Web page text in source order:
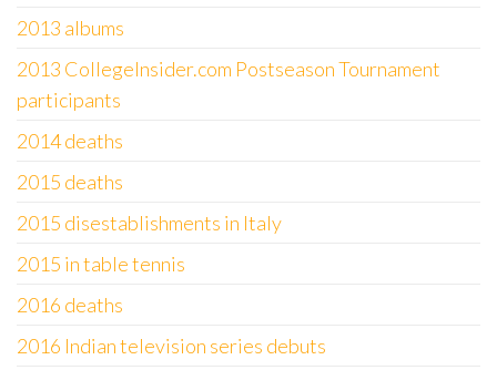
2013 albums
2013 CollegeInsider.com Postseason Tournament
participants
2014 deaths
2015 deaths
2015 disestablishments in Italy
2015 in table tennis
2016 deaths
2016 Indian television series debuts